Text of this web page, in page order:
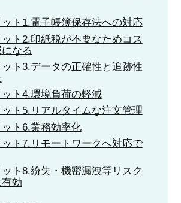
ット1.電子帳簿保存法への対応
ット2.印紙税が不要なためコス
になる
ット3.データの正確性と追跡性
ット4.環境負荷の軽減
ット5.リアルタイムな注文管理
ット6.業務効率化
ット7.リモートワークへ対応で
ット8.紛失・機密漏洩等リスク
効